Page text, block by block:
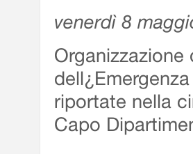
venerdì 8
riportate nella
Capo